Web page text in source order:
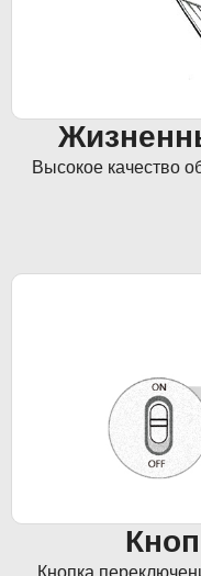
Высокое качество
Кнопка